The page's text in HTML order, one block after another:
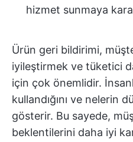
hizmet sunmaya
Ürün geri bildirimi,
iyileştirmek ve tüketici
için çok önemlidir.
kullandığını ve nelerin
gösterir. Bu sayede,
beklentilerini daha iyi